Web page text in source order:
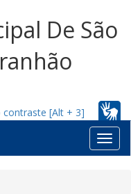
De São
contraste [Alt + 3]